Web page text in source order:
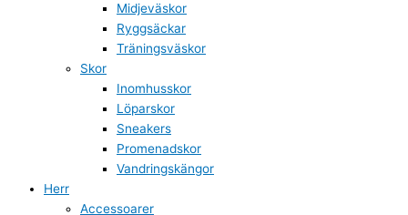
Midjeväskor
Ryggsäckar
Träningsväskor
Skor
Inomhusskor
Löparskor
Sneakers
Promenadskor
Vandringskängor
Herr
Accessoarer